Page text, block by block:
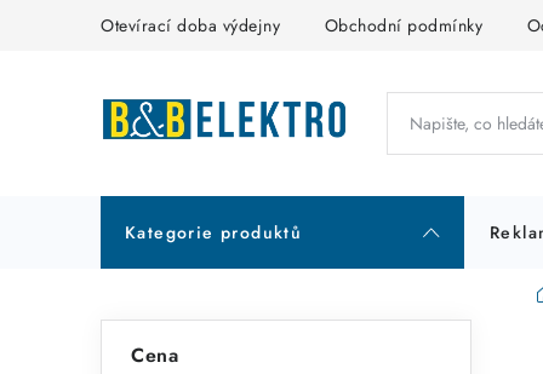
Otevírací doba výdejny Obchodní podmínky
Kategorie produktů
Cena